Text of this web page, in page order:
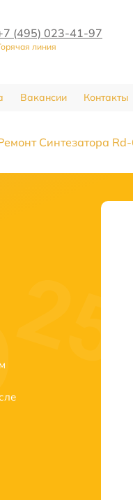
(495) 023-41-97
линия
Вакансии Контакты
Синтезатора